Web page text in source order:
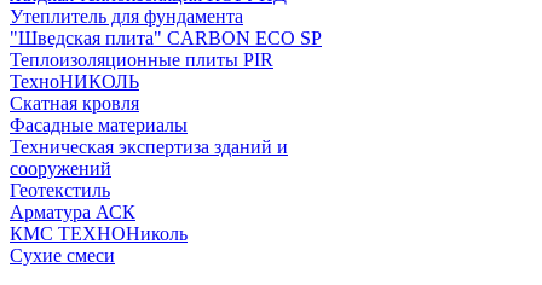
Утеплитель для фундамента
"Шведская плита" CARBON ECO SP
Теплоизоляционные плиты PIR
ТехноНИКОЛЬ
Скатная кровля
Фасадные материалы
Техническая экспертиза зданий и
сооружений
Геотекстиль
Арматура АСК
КМС ТЕХНОНиколь
Сухие смеси